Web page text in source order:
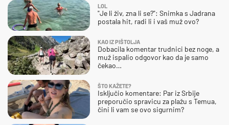
LOL
"Je li živ, zna li se?": Snimka s Jadrana
postala hit, radi li i vaš muž ovo?
KAO IZ PIŠTOLJA
Dobacila komentar trudnici bez noge, a
muž ispalio odgovor kao da je samo
čekao…
ŠTO KAŽETE?
Isključio komentare: Par iz Srbije
preporučio spravicu za plažu s Temua,
čini li vam se ovo sigurnim?